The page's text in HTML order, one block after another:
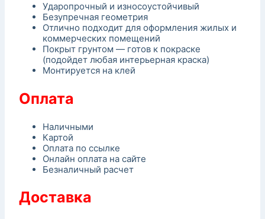
Ударопрочный и износоустойчивый
Безупречная геометрия
Отлично подходит для оформления жилых и
коммерческих помещений
Покрыт грунтом — готов к покраске
(подойдет любая интерьерная краска)
Монтируется на клей
Оплата
Наличными
Картой
Оплата по ссылке
Онлайн оплата на сайте
Безналичный расчет
Доставка